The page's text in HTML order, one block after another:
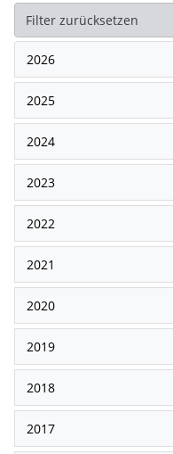
Filter zurücksetzen
2026
2025
2024
2023
2022
2021
2020
2019
2018
2017